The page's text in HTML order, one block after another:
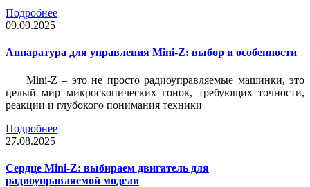
Подробнее
09.09.2025
Аппаратура для управления Mini-Z: выбор и особенности
Mini-Z – это не просто радиоуправляемые машинки, это
целый мир микроскопических гонок, требующих точности,
реакции и глубокого понимания техники
Подробнее
27.08.2025
Сердце Mini-Z: выбираем двигатель для
радиоуправляемой модели